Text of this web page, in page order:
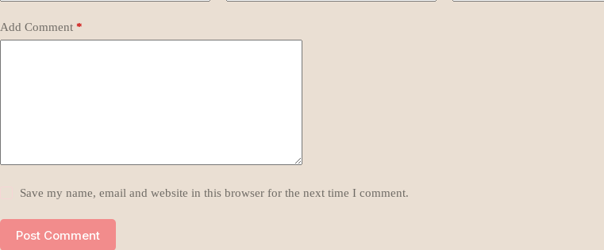
Add Comment *
Save my name, email and website in this browser for the next time I comment.
Post Comment